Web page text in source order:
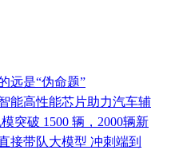
远是“伪命题”
能高性能芯片助力汽车辅
突破 1500 辆，2000辆新
接带队大模型 冲刺端到